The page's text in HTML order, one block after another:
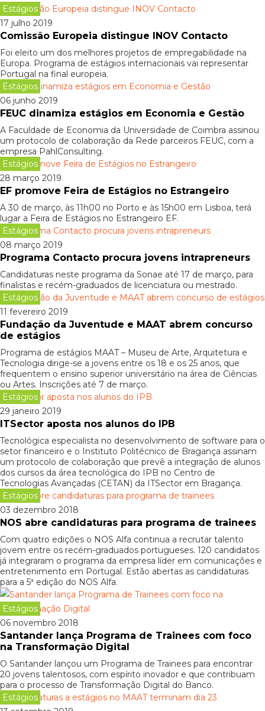
Estágios
17 julho 2019
Comissão Europeia distingue INOV Contacto
Foi eleito um dos melhores projetos de empregabilidade na
Europa. Programa de estágios internacionais vai representar
Portugal na final europeia.
Estágios
06 junho 2019
FEUC dinamiza estágios em Economia e Gestão
A Faculdade de Economia da Universidade de Coimbra assinou
um protocolo de colaboração da Rede parceiros FEUC, com a
empresa PahlConsulting.
Estágios
28 março 2019
EF promove Feira de Estágios no Estrangeiro
A 30 de março, às 11h00 no Porto e às 15h00 em Lisboa, terá
lugar a Feira de Estágios no Estrangeiro EF.
Estágios
08 março 2019
Programa Contacto procura jovens intrapreneurs
Candidaturas neste programa da Sonae até 17 de março, para
finalistas e recém-graduados de licenciatura ou mestrado.
Estágios
11 fevereiro 2019
Fundação da Juventude e MAAT abrem concurso
de estágios
Programa de estágios MAAT – Museu de Arte, Arquitetura e
Tecnologia dirige-se a jovens entre os 18 e os 25 anos, que
frequentem o ensino superior universitário na área de Ciências
ou Artes. Inscrições até 7 de março.
Estágios
29 janeiro 2019
ITSector aposta nos alunos do IPB
Tecnológica especialista no desenvolvimento de software para o
setor financeiro e o Instituto Politécnico de Bragança assinam
um protocolo de colaboração que prevê a integração de alunos
dos cursos da área tecnológica do IPB no Centro de
Tecnologias Avançadas (CETAN) da ITSector em Bragança.
Estágios
03 dezembro 2018
NOS abre candidaturas para programa de trainees
Com quatro edições o NOS Alfa continua a recrutar talento
jovem entre os recém-graduados portugueses. 120 candidatos
já integraram o programa da empresa líder em comunicações e
entretenimento em Portugal. Estão abertas as candidaturas
para a 5ª edição do NOS Alfa.
Estágios
06 novembro 2018
Santander lança Programa de Trainees com foco
na Transformação Digital
O Santander lançou um Programa de Trainees para encontrar
20 jovens talentosos, com espírito inovador e que contribuam
para o processo de Transformação Digital do Banco.
Estágios